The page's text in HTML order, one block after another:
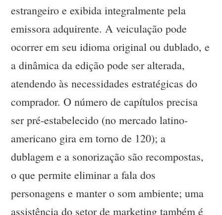
estrangeiro e exibida integralmente pela
emissora adquirente. A veiculação pode
ocorrer em seu idioma original ou dublado, e
a dinâmica da edição pode ser alterada,
atendendo às necessidades estratégicas do
comprador. O número de capítulos precisa
ser pré-estabelecido (no mercado latino-
americano gira em torno de 120); a
dublagem e a sonorização são recompostas,
o que permite eliminar a fala dos
personagens e manter o som ambiente; uma
assistência do setor de marketing também é